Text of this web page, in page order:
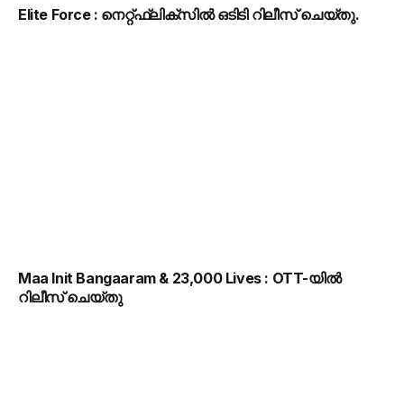
Elite Force : നെറ്റ്ഫ്ലിക്സിൽ ഒടിടി റിലീസ് ചെയ്തു.
Maa Init Bangaaram & 23,000 Lives : OTT-യിൽ
റിലീസ് ചെയ്തു